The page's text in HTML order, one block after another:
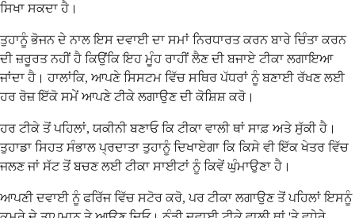
ਸਿਖਾ ਸਕਦਾ ਹੈ।
ਤੁਹਾਨੂੰ ਭੋਜਨ ਦੇ ਨਾਲ ਇਸ ਦਵਾਈ ਦਾ ਸਮਾਂ ਨਿਰਧਾਰਤ ਕਰਨ ਬਾਰੇ ਚਿੰਤਾ ਕਰਨ
ਦੀ ਜ਼ਰੂਰਤ ਨਹੀਂ ਹੈ ਕਿਉਂਕਿ ਇਹ ਮੂੰਹ ਰਾਹੀਂ ਲੈਣ ਦੀ ਬਜਾਏ ਟੀਕਾ ਲਗਾਇਆ
ਜਾਂਦਾ ਹੈ। ਹਾਲਾਂਕਿ, ਆਪਣੇ ਸਿਸਟਮ ਵਿੱਚ ਸਥਿਰ ਪੱਧਰਾਂ ਨੂੰ ਬਣਾਈ ਰੱਖਣ ਲਈ
ਹਰ ਰੋਜ਼ ਇੱਕੋ ਸਮੇਂ ਆਪਣੇ ਟੀਕੇ ਲਗਾਉਣ ਦੀ ਕੋਸ਼ਿਸ਼ ਕਰੋ।
ਹਰ ਟੀਕੇ ਤੋਂ ਪਹਿਲਾਂ, ਯਕੀਨੀ ਬਣਾਓ ਕਿ ਟੀਕਾ ਵਾਲੀ ਥਾਂ ਸਾਫ਼ ਅਤੇ ਸੁੱਕੀ ਹੈ।
ਤੁਹਾਡਾ ਸਿਹਤ ਸੰਭਾਲ ਪ੍ਰਦਾਤਾ ਤੁਹਾਨੂੰ ਦਿਖਾਏਗਾ ਕਿ ਕਿਸੇ ਵੀ ਇੱਕ ਖੇਤਰ ਵਿੱਚ
ਜਲਣ ਜਾਂ ਸੱਟ ਤੋਂ ਬਚਣ ਲਈ ਟੀਕਾ ਸਾਈਟਾਂ ਨੂੰ ਕਿਵੇਂ ਘੁੰਮਾਉਣਾ ਹੈ।
ਆਪਣੀ ਦਵਾਈ ਨੂੰ ਫਰਿੱਜ ਵਿੱਚ ਸਟੋਰ ਕਰੋ, ਪਰ ਟੀਕਾ ਲਗਾਉਣ ਤੋਂ ਪਹਿਲਾਂ ਇਸਨੂੰ